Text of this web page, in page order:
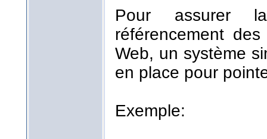
Pour assurer
référencement
Web, un système
en place pour
Exemple: